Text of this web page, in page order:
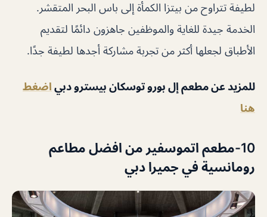
لطيفة تتراوح من بيتزا الكمأة إلى باس البحر المتقشر.
الخدمة جيدة للغاية والموظفين جاهزون دائمًا لتقديم
الأطباق لجعلها أكثر من تجربة مشاركة أجدها لطيفة جدًا.
للمزيد عن مطعم إل بورو توسكان بيسترو دبي اضغط
هنا
10-مطعم اتموسفير من افضل مطاعم
رومانسية في جميرا دبي